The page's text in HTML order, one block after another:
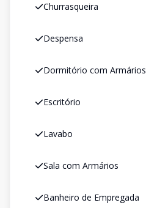
Churrasqueira
Despensa
Dormitório com Armários
Escritório
Lavabo
Sala com Armários
Banheiro de Empregada